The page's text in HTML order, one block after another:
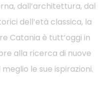
dall’architettura, dal
dell’età classica, la
Catania è tutt’oggi in
alla ricerca di nuove
le sue ispirazioni.